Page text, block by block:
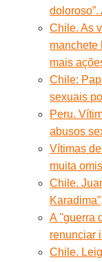
Chile. As
manchete
mais
Chile:
sexuais
Peru.
abusos
Vítimas
muita
Chile.
A ''guerra
renunciar
Chile.